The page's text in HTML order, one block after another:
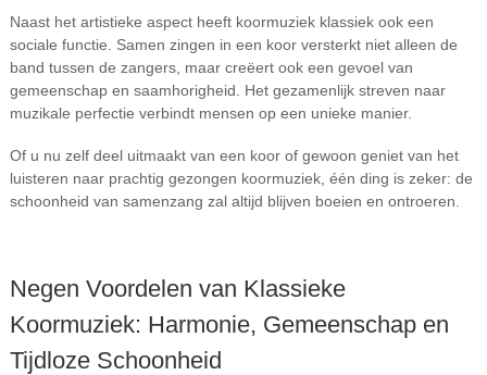
Naast het artistieke aspect heeft koormuziek klassiek ook een
sociale functie. Samen zingen in een koor versterkt niet alleen de
band tussen de zangers, maar creëert ook een gevoel van
gemeenschap en saamhorigheid. Het gezamenlijk streven naar
muzikale perfectie verbindt mensen op een unieke manier.
Of u nu zelf deel uitmaakt van een koor of gewoon geniet van het
luisteren naar prachtig gezongen koormuziek, één ding is zeker: de
schoonheid van samenzang zal altijd blijven boeien en ontroeren.
Negen Voordelen van Klassieke
Koormuziek: Harmonie, Gemeenschap en
Tijdloze Schoonheid